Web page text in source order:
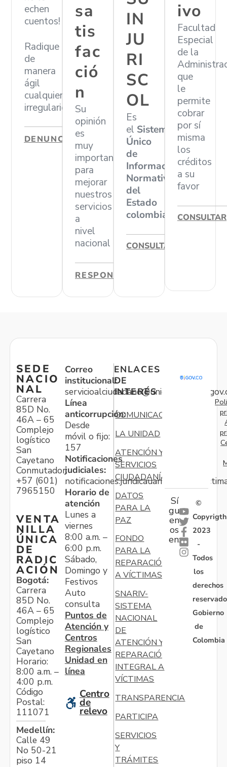
echen
cuentos!
Radique
de
manera
ágil
cualquier
irregularidad
DENUNCIAR
sa
tis
fac
ció
n
Su
opinión
es
muy
importante
para
mejorar
nuestros
servicios
a
nivel
nacional
RESPONDER
IN
JU
RI
SC
OL
Es
el Sistema
Único
de
Información
Normativa
del
Estado
colombiano
CONSULTAR
ivo
Facultad
Especial
de la
que
le
permite
cobrar
por sí
misma
los
créditos
a su
favor
CONSULTAR
SEDE
NACIO
NAL
Carrera
85D No.
46A – 65
Complejo
logístico
San
Cayetano
Conmutador:
+57 (601)
7965150
VENTA
NILLA
ÚNICA
DE
RADIC
ACIÓN
Bogotá:
Carrera
85D No.
46A – 65
Complejo
logístico
San
Cayetano
Horario:
8:00 a.m. –
4:00 p.m.
Código
Postal:
111071
Medellín:
Calle 49
No 50-21
piso 14
Correo
institucional:
Línea
anticorrupción:
Desde
móvil o fijo:
157
Notificaciones
judiciales:
Horario de
atención
Lunes a
viernes
8:00 a.m. –
6:00 p.m.
Sábado,
Domingo y
Festivos
Auto
consulta
Puntos de
Atención y
Centros
Regionales
Unidad en
línea
Centro
de
relevo
ENLACES
DE
INTERÉS
COMUNICACIONES
LA UNIDAD
ATENCIÓN Y
SERVICIOS
CIUDADANÍA
DATOS
PARA LA
PAZ
FONDO
PARA LA
REPARACIÓN
A VÍCTIMAS
SNARIV-
SISTEMA
NACIONAL
DE
ATENCIÓN Y
REPARACIÓN
INTEGRAL A
VÍCTIMAS
TRANSPARENCIA
PARTICIPA
SERVICIOS
Y
TRÁMITES
Sí
gu
en
os
en:
©
Copyrigth
2023
-
Todos
los
derechos
Gobierno
de
Colombia